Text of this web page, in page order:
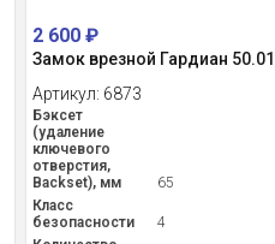
2 600₽
Замок врезной Гардиан 50.01
Артикул: 6873
Бэксет
(удаление
ключевого
отверстия,
Backset), мм
65
Класс
безопасности
4